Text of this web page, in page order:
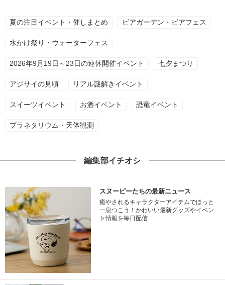
夏の注目イベント・催しまとめ ビアガーデン・ビアフェス
水かけ祭り・ウォーターフェス
2026年9月19日～23日の連休開催イベント 七夕まつり
アジサイの見頃 リアル謎解きイベント
スイーツイベント お酒イベント 恐竜イベント
プラネタリウム・天体観測
編集部イチオシ
スヌーピーたちの最新ニュース
癒やされるキャラクターアイテムでほっと
一息つこう！かわいい最新グッズやイベン
ト情報を毎日配信